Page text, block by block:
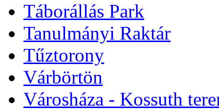
Táborállás Park
Tanulmányi Raktár
Tűztorony
Várbörtön
Városháza - Kossuth